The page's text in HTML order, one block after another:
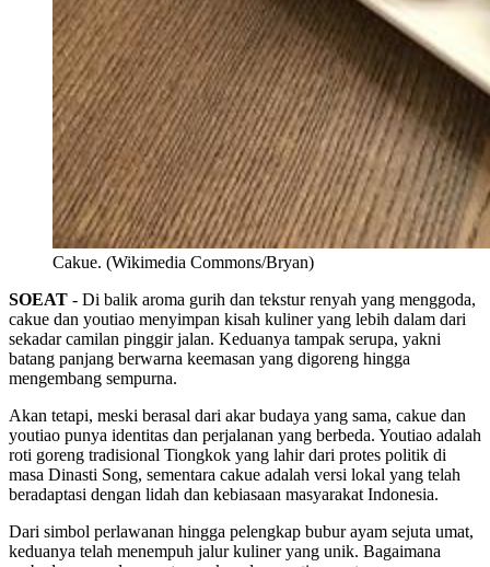
Cakue. (Wikimedia Commons/Bryan)
SOEAT - Di balik aroma gurih dan tekstur renyah yang menggoda,
cakue dan youtiao menyimpan kisah kuliner yang lebih dalam dari
sekadar camilan pinggir jalan. Keduanya tampak serupa, yakni
batang panjang berwarna keemasan yang digoreng hingga
mengembang sempurna.
Akan tetapi, meski berasal dari akar budaya yang sama, cakue dan
youtiao punya identitas dan perjalanan yang berbeda. Youtiao adalah
roti goreng tradisional Tiongkok yang lahir dari protes politik di
masa Dinasti Song, sementara cakue adalah versi lokal yang telah
beradaptasi dengan lidah dan kebiasaan masyarakat Indonesia.
Dari simbol perlawanan hingga pelengkap bubur ayam sejuta umat,
keduanya telah menempuh jalur kuliner yang unik. Bagaimana